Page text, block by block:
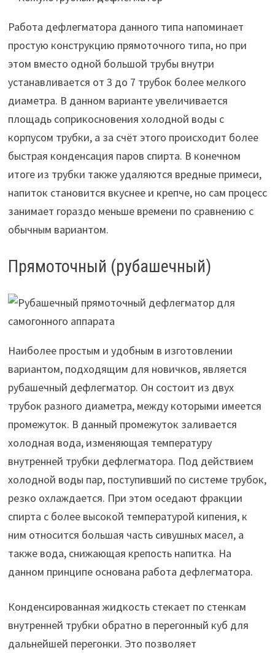
Работа дефлегматора данного типа напоминает
простую конструкцию прямоточного типа, но при
этом вместо одной большой трубы внутри
устанавливается от 3 до 7 трубок более мелкого
диаметра. В данном варианте увеличивается
площадь соприкосновения холодной воды с
корпусом трубки, а за счёт этого происходит более
быстрая конденсация паров спирта. В конечном
итоге из трубки также удаляются вредные примеси,
напиток становится вкуснее и крепче, но сам процесс
занимает гораздо меньше времени по сравнению с
обычным вариантом.
Прямоточный (рубашечный)
Наиболее простым и удобным в изготовлении
вариантом, подходящим для новичков, является
рубашечный дефлегматор. Он состоит из двух
трубок разного диаметра, между которыми имеется
промежуток. В данный промежуток заливается
холодная вода, изменяющая температуру
внутренней трубки дефлегматора. Под действием
холодной воды пар, поступивший по системе трубок,
резко охлаждается. При этом оседают фракции
спирта с более высокой температурой кипения, к
ним относится большая часть сивушных масел, а
также вода, снижающая крепость напитка. На
данном принципе основана работа дефлегматора.
Конденсированная жидкость стекает по стенкам
внутренней трубки обратно в перегонный куб для
дальнейшей перегонки. Это позволяет